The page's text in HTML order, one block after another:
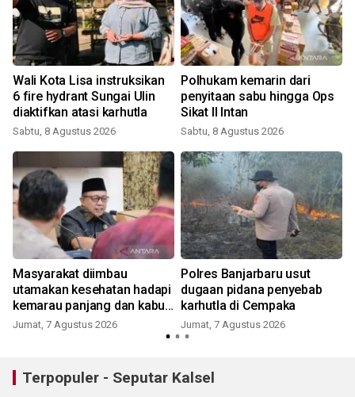
Wali Kota Lisa instruksikan
6 fire hydrant Sungai Ulin
diaktifkan atasi karhutla
Sabtu, 8 Agustus 2026
Polhukam kemarin dari
penyitaan sabu hingga Ops
Sikat II Intan
Sabtu, 8 Agustus 2026
Masyarakat diimbau
utamakan kesehatan hadapi
kemarau panjang dan kabut
asap
Jumat, 7 Agustus 2026
Polres Banjarbaru usut
dugaan pidana penyebab
karhutla di Cempaka
Jumat, 7 Agustus 2026
Terpopuler - Seputar Kalsel